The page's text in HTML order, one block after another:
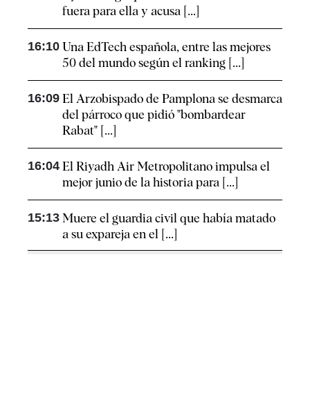
fuera para ella y acusa [...]
16:10 Una EdTech española, entre las mejores
50 del mundo según el ranking [...]
16:09 El Arzobispado de Pamplona se desmarca
del párroco que pidió "bombardear
Rabat" [...]
16:04 El Riyadh Air Metropolitano impulsa el
mejor junio de la historia para [...]
15:13 Muere el guardia civil que había matado
a su expareja en el [...]